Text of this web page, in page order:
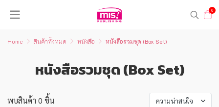
0
Home สินค้าทั้งหมด หนังสือ หนังสือรวมชุด (Box Set)
หนังสือรวมชุด (Box Set)
พบสินค้า 0 ชิ้น ความน่าสนใจ